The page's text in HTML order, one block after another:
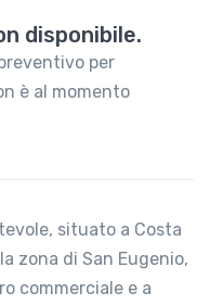
disponibile.
per
è al momento
situato a Costa
zona di San Eugenio,
commerciale e a